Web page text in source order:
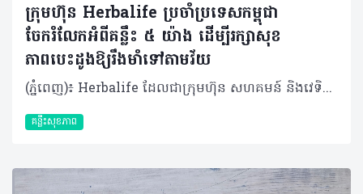
ក្រុមហ៊ុន Herbalife ប្រចាំប្រទេសកម្ពុជា
ចែករំលែកអំពីគន្លឹះ ៥ យ៉ាង ដើម្បីរក្សាសុខ
ភាពបេះដូងឱ្យរឹងមាំទៅតាមវ័យ
(ភ្នំពេញ)៖ Herbalife ដែលជាក្រុមហ៊ុន សហគមន៍ និងវេទិកាភ្ជាប់ទំនាក់ទំនង លំដាប់ថ្នាក់ពិភពលោក ផ្នែកសុខភាព និងសុខុមាលភាពបានចែករំលែកអំពី គន្លឹះ ៥ យ៉ាង ដើម្បីរក្សាសុខភាពបេះដូងឱ្យរឹងមាំទៅតាមវ័យ។ បេះដូងគឺជាសរីរាង្គមួយដែលមានទំហំតូច ប៉ុន្តែមានតួនាទីធំ ដោយវាទទួលខុសត្រូវក្នុងការថែរក្សាអ្នកឱ្យមានជីវិតរស់នៅ និងមានសុខភាពល្អជារៀងរាល់ថ្ងៃ រាល់នាទី និងរាល់វិនាទី។ បេះដូងច្របាច់ និងបញ្ជូនឈាម និងអុកស៊ីសែនទៅកាន់សួត និងរាងកាយរបស់អ្នក ព្រមទាំងកម្ចាត់ឧស្ម័នកាបូនិចចេញពីចរន្តឈាម ដែលមុខងារទាំងនេះគឺជាស្នូលនៃសុខភាពទូទៅរបស់អ្នក។ បេះដូងគឺជាសរីរាង្គដែលងាយរងគ្រោះ ដូចជាជំងឺបេះដូង និងជំងឺដាច់សរសៃឈាមខួរក្បាល ដែលស្ថានភាពទាំងនេះត្រូវបានគេដឹងថាជាឃាតករដ៏ធំបំផុតមួយក្នុងពិភពលោក ដោយបានឆក់យកជីវិតមនុស្សអស់ ១៨.៦ លាននាក់នៅទូទាំងសកលលោកក្នុងមួយឆ្នាំៗ។ អាយុកាន់តែច្រើន ហានិភ័យនៃជំងឺបេះដូងកាន់តែខ្ពស់។ នៅក្នុងប្រទេសអភិវឌ្ឍន៍ • អត្រាអ្នកឈឺបេះដូងកើនឡើងខ្លាំង (លើសពី ១០ ភាគរយ) ចំពោះមនុស្សអាយុចាប់ពី ៧០ ឆ្នាំឡើងទៅ។ ៨០ ភាគរយនៃអ្នកស្លាប់ដោយសារជំងឺបេះដូង គឺជាមនុស្សចាស់ដែលមានអាយុចាប់ពី ៦៥ ឆ្នាំឡើងទៅ។ គន្លឹះស្តីពីសុខភាពបេះដូង និងការឈានចូលវ័យចាស់ដោយមានសុខភាពល្អ នេះគឺជាគន្លឹះល្អៗចំនួន ប្រាំយ៉ាង ដើម្បីឱ្យអ្នកចាប់ផ្តើមដំណើរនេះ សម្រាប់ជីវិតដែលមានសុខភាពល្អប្រសើរជាងមុនទាំងនៅពេលបច្ចុប្បន្ន និងទៅអនាគត។ គន្លឹះទី១៖ ស្វែងយល់ពីហានិភ័យសុខភាពរបស់អ្នក គន្លឹះដំបូងនៃការថែរក្សាសុខភាពបេះដូង គឺការដឹងពីសុខភាពរបស់អ្នកតាមរយៈការទៅជួបគ្រូពេទ្យដើម្បីពិនិត្យសុខភាពឱ្យបានទៀងទាត់។ការពិនិត្យសុខភាពបានជាប់លាប់ជារឿងសំខាន់ខ្លាំងណាស់ ព្រោះសម្ពាធឈាមខ្ពស់ គឺជាកត្តាហានិភ័យចម្បងបំផុតនៃជំងឺសរសៃឈាមបេះដូង ហើយវាត្រូវបានគេចាត់ទុកជា "ឃាតករលាក់មុខ" ដោយសារតែវាមិនបង្ហាញចេញនូវសញ្ញាព្រមាន ឬរោគសញ្ញាអ្វីច្បាស់ៗឡើយ។ហេតុដូច្នេះ ការពិនិត្យសម្ពាធឈាមឱ្យបានទៀងទាត់ គឺជារឿងចាំបាច់បំផុត ព្រោះប្រសិនបើទុកចោលដោយមិនបានពិនិត្យ និងព្យាបាលទាន់ពេលវេលាទេ វានឹងបង្កើនហានិភ័យនៃជំងឺបេះដូង និងជំងឺដាច់សរសៃឈាមខួរក្បាលបាន។ គន្លឹះទី២៖ កាត់បន្ថយទម្លាប់រស់នៅដែលមិនល្អចំពោះសុខភាព ការផ្តាច់បារីជាវិធីដ៏ល្អបំផុតក្នុងការការពារបេះដូង ព្រោះហានិភ័យជំងឺបេះដូងនឹងថយចុះភ្លាមៗបន្ទាប់ពីឈប់ជក់។ ជាទូទៅ ការជក់បារីបំផ្លាញសរសៃឈាមអាកទែឱ្យរួមតូចដោយសារការកកខ្លាញ់ ដែលអាចបង្កជាការឈឺទ្រូងជាសញ្ញាព្រមាន ឬអាចឈានទៅដល់ការគាំងបេះដូង និងដាច់សរសៃឈាមខួរក្បាលដោយមិនដឹងខ្លួន។ ដូច្នេះ អ្នកគួរតែបោះបង់ទម្លាប់មិនល្អក្រវាត់ចោលនូវឧបករណ៍ជក់បារី រួចជំនួសមកវិញនូវផលិតផលជំនួសជាតិនីកូទីន។ ការបោះបង់ចោលទម្លាប់មិនល្អទាំងនេះ នឹងជួយឱ្យរាងកាយទាំងមូលទទួលបានសុខភាពល្អ។ គន្លឹះទី៣៖ រក្សារបបអាហារដែលល្អចំពោះសុខភាពបេះដូង អាហារូបត្ថម្ភដែលល្មមសមរម្យនៃកាឡូរីដែលអ្នកគួរទទួលទាន គួរមានកាបូអ៊ីដ្រាត ៤០ ភាគរយ ប្រូតេអ៊ីន ៣០ ភាគរយ និងខ្លាញ់ល្អ ៣០ ភាគរយ ព្រមទាំងជាតិសរសៃ ២៥ ក្រាម និងទឹកប្រាំបីកែវក្នុងមួយថ្ងៃ។ លើសពីនេះ ការញ៉ាំបន្លែ ផ្លែឈើ និងគ្រាប់ធញ្ញជាតិ នឹងជួយផ្តល់វីតាមីន និងជាតិរ៉ែល្អៗជាច្រើន។ អាហារសម្បូរអូមេហ្គា-៣ ដូចជាត្រីមានជាតិខ្លាញ់ និងគ្រាប់ពូជផ្សេងៗ អាចជួយកាត់បន្ថយហានិភ័យជំងឺបេះដូងផងដែរ។ ត្រីក៏ជាអាហារជំនួសសាច់គោដ៏ល្អដើម្បីចៀសវាងខ្លាញ់ឆ្អែតខ្ពស់ ហើយជាតិអូមេហ្គា-៣ដែលមានក្នុងត្រីក៏ជួយបញ្ចុះកម្រិតកូឡេស្តេរ៉ុល និងទ្រីគ្លីសេរីត ដើម្បីទ្រទ្រង់ប្រព័ន្ធសរសៃឈាមបេះដូងទៀតផង។ គន្លឹះទី៤៖ ធ្វើឱ្យបេះដូងរបស់អ្នកលោតញាប់ ការធ្វើលំហាត់ប្រាណ និងសកម្មភាពរាងកាយទៀងទាត់ផ្តល់ផលប្រយោជន៍ជាច្រើនដោយវាជួយឱ្យសរសៃឈាមសម្រាក និងពង្រីកខ្លួន ធ្វើឱ្យឈាមហូរទៅចិញ្ចឹមបេះដូងបានល្អ។ សកម្មភាពនេះរំញោចការផលិតសារធាតុនីទ្រីកអុកស៊ីតដើម្បីការពារប្រព័ន្ធសរសៃឈាមបេះដូង។ អ្នកគួរតែធ្វើលំហាត់ប្រាណកម្រិតមធ្យមយ៉ាងហោចណាស់ ៣០ នាទីក្នុងមួយថ្ងៃ ហើយបើគ្មានពេលគ្រប់គ្រាន់ទេ អ្នកអាចជំនួសដោយការដើរខ្លីៗមុនពេលធ្វើការ ដូចជាការចតឡានម៉ូតូឱ្យឆ្ងាយពីការិយាល័យ ឬការឈរធ្វើការខ្លះដើម្បីចៀសវាងការអង្គុយយូរៗពេញមួយថ្ងៃ។ គន្លឹះទី៥៖ កាត់បន្ថយកម្រិតស្ត្រេសរបស់អ្នក ទោះបីជាគ្មានការផ្សារភ្ជាប់ផ្ទាល់រវាងភាពស្ត្រេសខ្ពស់ និងជំងឺបេះដូង ប៉ុន្តែស្ត្រេសអាចបង្កហានិភ័យដោយប្រយោល ដូចជាធ្វើឱ្យឡើងសម្ពាធឈាម ធ្វើឱ្យអ្នកញ៉ាំច្រើនហួសប្រមាណ ខ្ជិលមិនធ្វើលំហាត់ប្រាណ ឬធ្វើឱ្យអ្នកជក់បារី។ ស្ត្រេសរ៉ាំរ៉ៃក៏ជម្រុញអរម៉ូនអង់ដ្រេណាលីន និងខទីសូលឱ្យកើនឡើង ដែលនាំឱ្យប្រឈមនឹងការគាំងបេះដូងផងដែរ។ ហេតុនេះ អ្នកគួរតែចំណាយពេលសម្រាក និងធ្វើអ្វីដែលសប្បាយចិត្ត ព្រោះមនុស្សដែលអាចគ្រប់គ្រងស្ត្រេសឱ្យនៅកម្រិតទាបបាន តែងមានទំនោរចង់ហាត់ប្រាណ និងមានចំណង់ញ៉ាំអាហារដែលមានសុខភាពល្អ។ ការអនុវត្តរបៀបរស់នៅសកម្ម និងមានសុខភាពល្អចាប់ពីពេលនេះតទៅ គឺជារឿងចាំបាច់បំផុតដើម្បីការពារជំងឺបេះដូង និងរក្សាបេះដូងឱ្យរឹងមាំទៅថ្ងៃអនាគត។ អំពីក្រុមហ៊ុន Herbalife ក្រុមហ៊ុន Herbalife (NYSE: HLF) គឺជាក្រុមហ៊ុនសុខភាព និងសុខុមាលភាពឈានមុខគេ និងជាសហគមន៍ដែលកំពុងផ្លាស់ប្តូរជីវិតរបស់មនុស្សជាមួយនឹងផលិតផលអាហារូបត្ថម្ភដ៏អស្ចារ្យ និងជាឱកាសអាជីវកម្មសម្រាប់សមាជិកឯករាជ្យ​របស់ខ្លួនចាប់តាំងពីឆ្នាំ 1980។ ក្រុមហ៊ុនផ្តល់ជូននូវផលិតផលដែលគាំទ្រដោយវិទ្យាសាស្រ្តដល់អ្នកប្រើប្រាស់នៅក្នុងទីផ្សារជាង 90។ តាមរយៈសមាជិកឯករាជ្យដែលផ្តល់ជូននូវការបណ្តុះបណ្តាលមួយទល់មួយ និងផ្តល់ការគាំទ្រសហគមន៍ដោយបំផុសគំនិតឱ្យអតិថិជនប្រកាន់ខ្ជាប់នូវរបៀបរស់នៅដែលមានភាពសកម្ម។
គន្លឹះសុខភាព